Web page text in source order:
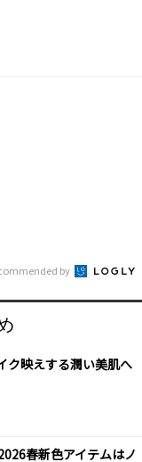
by
ク映えする潤い美肌へ
春新色アイテムはノ